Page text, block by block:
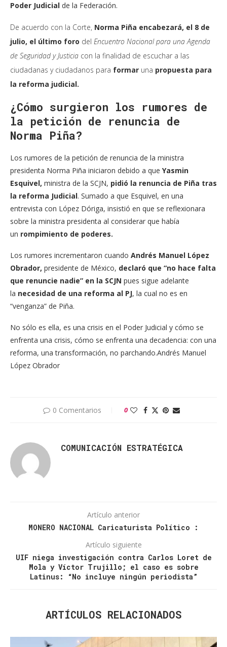
Poder Judicial de la Federación.
De acuerdo con la Corte, Norma Piña encabezará, el 8 de
julio, el último foro del Encuentro Nacional para una Agenda
de Seguridad y Justicia con la finalidad de escuchar a las
ciudadanas y ciudadanos para formar una propuesta para
la reforma judicial.
¿Cómo surgieron los rumores de
la petición de renuncia de
Norma Piña?
Los rumores de la petición de renuncia de la ministra
presidenta Norma Piña iniciaron debido a que Yasmin
Esquivel, ministra de la SCJN, pidió la renuncia de Piña tras
la reforma Judicial. Sumado a que Esquivel, en una
entrevista con López Dóriga, insistió en que se reflexionara
sobre la ministra presidenta al considerar que había
un rompimiento de poderes.
Los rumores incrementaron cuando Andrés Manuel López
Obrador, presidente de México, declaró que “no hace falta
que renuncie nadie” en la SCJN pues sigue adelante
la necesidad de una reforma al PJ, la cual no es en
“venganza” de Piña.
No sólo es ella, es una crisis en el Poder Judicial y cómo se
enfrenta una crisis, cómo se enfrenta una decadencia: con una
reforma, una transformación, no parchando.Andrés Manuel
López Obrador
0 Comentarios 0
COMUNICACIÓN ESTRATÉGICA
Artículo anterior
MONERO NACIONAL Caricaturista Político :
Artículo siguiente
UIF niega investigación contra Carlos Loret de
Mola y Víctor Trujillo; el caso es sobre
Latinus: “No incluye ningún periodista”
ARTÍCULOS RELACIONADOS